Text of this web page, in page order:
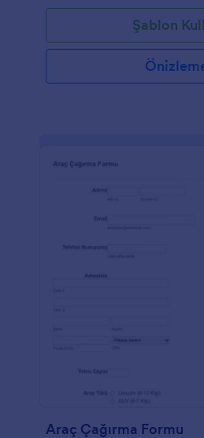
Şablon
Araç Çağırma Formu